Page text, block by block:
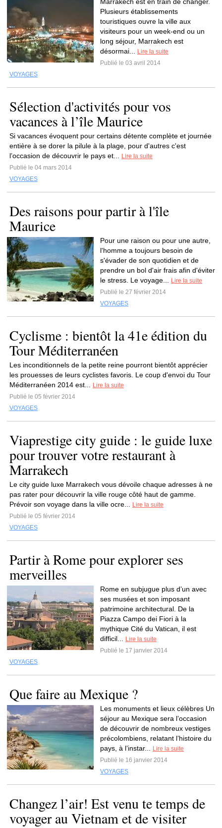
Plusieurs établissements
touristiques ouvre la ville aux
visiteurs pour un week-end ou un
long séjour, Marrakech est
désormai...
Lire la suite
Publié le 03 avril 2014
VOYAGES
Sélection d'activités pour vos
vacances à l’île Maurice
Si vacances évoquent pour certains détente complète et journée
entière à se dorer la pilule à la plage, pour d'autres c'est
l’occasion de découvrir le pays et...
Lire la suite
Publié le 04 mars 2014
VOYAGES
Des raisons pour partir à l'île
Maurice
Pour une raison ou pour une autre,
l'homme a toujours besoin de
s'évader de son quotidien et de
prendre un bol d'air frais afin d'éviter
le stress. Le voyage...
Lire la suite
Publié le 27 février 2014
VOYAGES
Cyclisme : bientôt la 41e édition du
Tour Méditerranéen
Les inconditionnels de la petite reine pourront bientôt apprécier
les prouesses de leurs cyclistes favoris. Le coup d'envoi du Tour
Méditerranéen 2014 est...
Lire la suite
Publié le 05 février 2014
VOYAGES
Viaprestige city guide : le guide luxe
pour trouver votre restaurant à
Marrakech
Le city guide luxe Marrakech vous dévoile chaque adresses à ne
pas rater pour découvrir la ville rouge côté haut de gamme.
Prévoir son voyage dans la ville ocre...
Lire la suite
Publié le 05 février 2014
VOYAGES
Partir à Rome pour explorer ses
merveilles
Rome en subjugue plus d’un avec
ses musées et son imposant
patrimoine architectural. De la
Piazza Campo dei Fiori à la
mythique Cité du Vatican, il est
difficil...
Lire la suite
Publié le 17 janvier 2014
VOYAGES
Que faire au Mexique ?
Les monuments et lieux célèbres Un
séjour au Mexique sera l’occasion
de découvrir de nombreux vestiges
précolombiens, relatant l’histoire du
pays, à l’instar...
Lire la suite
Publié le 16 janvier 2014
VOYAGES
Changez l’air! Est venu te temps de
voyager au Vietnam et de visiter